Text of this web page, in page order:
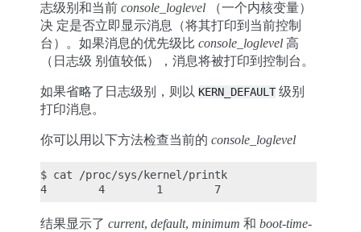
志级别和当前 console_loglevel （一个内核变量）
决 定是否立即显示消息（将其打印到当前控制
台）。如果消息的优先级比 console_loglevel 高
（日志级 别值较低），消息将被打印到控制台。
如果省略了日志级别，则以 KERN_DEFAULT级别
打印消息。
你可以用以下方法检查当前的 console_loglevel
$ cat /proc/sys/kernel/printk
结果显示了 current, default, minimum 和 boot-time-